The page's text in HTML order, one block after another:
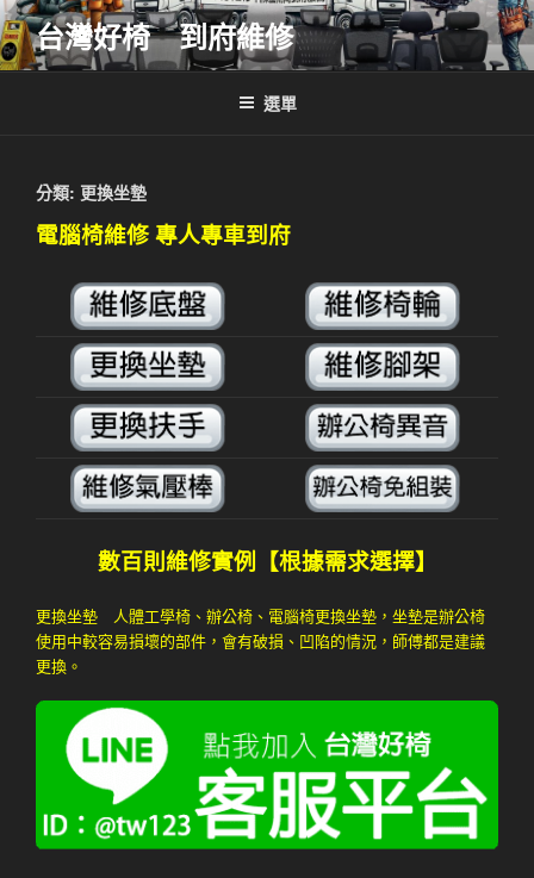
跳
至
主
台灣好椅 到府維修
選單
分類: 更換坐墊
電腦椅維修 專人專車到府
數百則維修實例【根據需求選擇】
更換坐墊 人體工學椅、辦公椅、電腦椅更換坐墊，坐墊是辦公椅
使用中較容易損壞的部件，會有破損、凹陷的情況，師傅都是建議
更換。